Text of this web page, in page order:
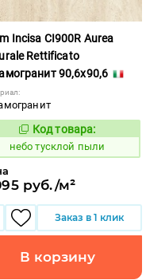
Incisa CI900R Aurea
Rettificato
90,6x90,6
1122701
Код товара:
небо тусклой пыли
руб./м²
Заказ в 1 клик
В корзину